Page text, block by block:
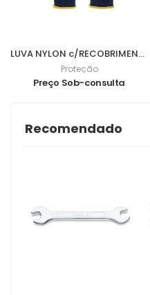
LUVA NYLON c/RECOBRIMENTO NITRILO FOAM 3/4 9 - 0701057
Proteção
Preço Sob-consulta
Recomendado